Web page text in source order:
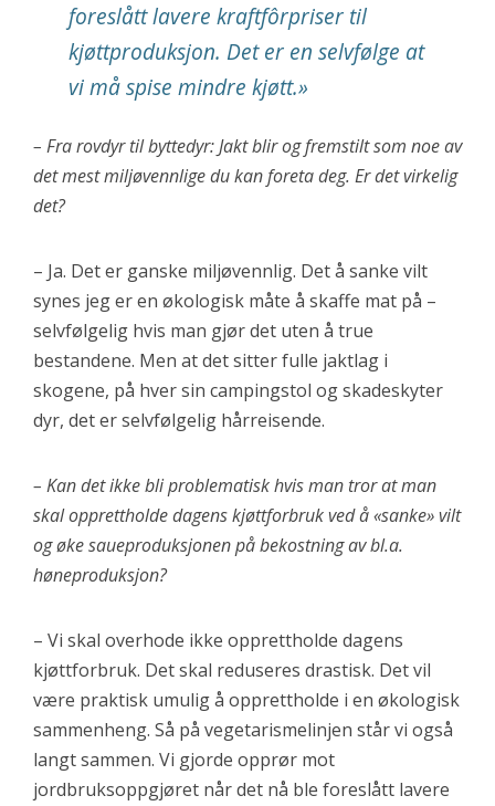
foreslått lavere kraftfôrpriser til
kjøttproduksjon. Det er en selvfølge at
vi må spise mindre kjøtt.»
– Fra rovdyr til byttedyr: Jakt blir og fremstilt som noe av
det mest miljøvennlige du kan foreta deg. Er det virkelig
det?
– Ja. Det er ganske miljøvennlig. Det å sanke vilt
synes jeg er en økologisk måte å skaffe mat på –
selvfølgelig hvis man gjør det uten å true
bestandene. Men at det sitter fulle jaktlag i
skogene, på hver sin campingstol og skadeskyter
dyr, det er selvfølgelig hårreisende.
– Kan det ikke bli problematisk hvis man tror at man
skal opprettholde dagens kjøttforbruk ved å «sanke» vilt
og øke saueproduksjonen på bekostning av bl.a.
høneproduksjon?
– Vi skal overhode ikke opprettholde dagens
kjøttforbruk. Det skal reduseres drastisk. Det vil
være praktisk umulig å opprettholde i en økologisk
sammenheng. Så på vegetarismelinjen står vi også
langt sammen. Vi gjorde opprør mot
jordbruksoppgjøret når det nå ble foreslått lavere